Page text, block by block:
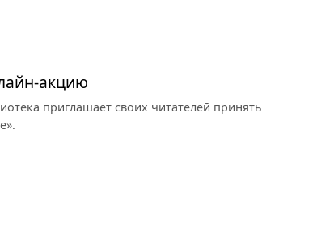
акцию
приглашает своих читателей принять